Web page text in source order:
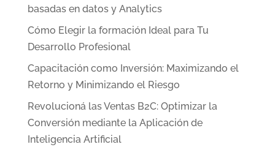
basadas en datos y Analytics
Cómo Elegir la formación Ideal para Tu
Desarrollo Profesional
Capacitación como Inversión: Maximizando el
Retorno y Minimizando el Riesgo
Revolucioná las Ventas B2C: Optimizar la
Conversión mediante la Aplicación de
Inteligencia Artificial